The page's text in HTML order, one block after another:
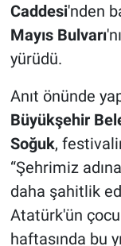
Caddesi'nden
Mayıs Bulvarı
yürüdü.
Anıt önünde
Büyükşehir
Soğuk,
“Şehrimiz
daha şahitlik
Atatürk'ün
haftasında bu